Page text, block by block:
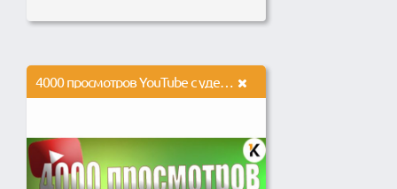
4000 просмотров YouTube c удержанием Продвижение ВИДЕО